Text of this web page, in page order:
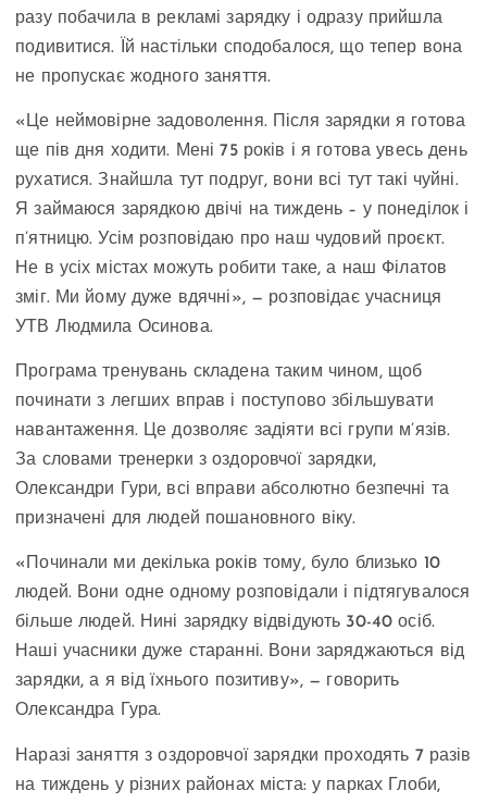
разу побачила в рекламі зарядку і одразу прийшла
подивитися. Їй настільки сподобалося, що тепер вона
не пропускає жодного заняття.
«Це неймовірне задоволення. Після зарядки я готова
ще пів дня ходити. Мені 75 років і я готова увесь день
рухатися. Знайшла тут подруг, вони всі тут такі чуйні.
Я займаюся зарядкою двічі на тиждень – у понеділок і
п’ятницю. Усім розповідаю про наш чудовий проєкт.
Не в усіх містах можуть робити таке, а наш Філатов
зміг. Ми йому дуже вдячні», — розповідає учасниця
УТВ Людмила Осинова.
Програма тренувань складена таким чином, щоб
починати з легших вправ і поступово збільшувати
навантаження. Це дозволяє задіяти всі групи м’язів.
За словами тренерки з оздоровчої зарядки,
Олександри Гури, всі вправи абсолютно безпечні та
призначені для людей пошановного віку.
«Починали ми декілька років тому, було близько 10
людей. Вони одне одному розповідали і підтягувалося
більше людей. Нині зарядку відвідують 30-40 осіб.
Наші учасники дуже старанні. Вони заряджаються від
зарядки, а я від їхнього позитиву», — говорить
Олександра Гура.
Наразі заняття з оздоровчої зарядки проходять 7 разів
на тиждень у різних районах міста: у парках Глоби,